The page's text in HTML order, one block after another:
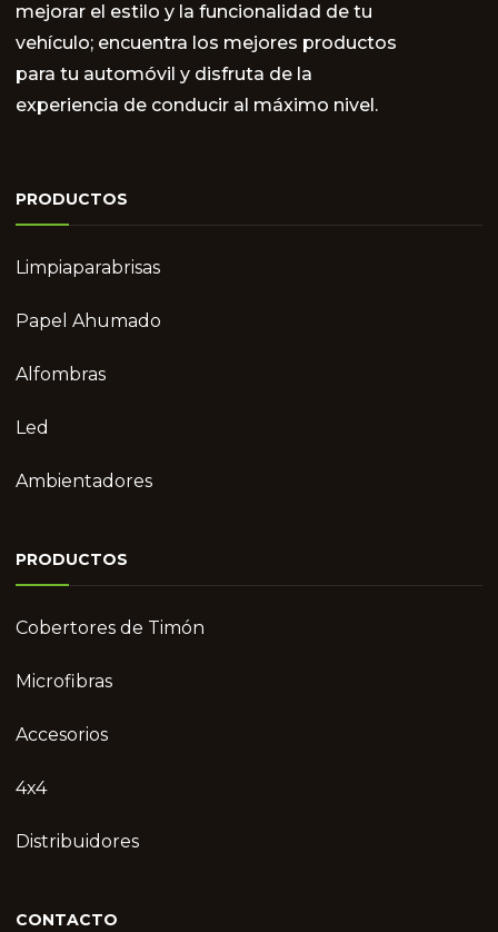
mejorar el estilo y la funcionalidad de tu
vehículo; encuentra los mejores productos
para tu automóvil y disfruta de la
experiencia de conducir al máximo nivel.
PRODUCTOS
Limpiaparabrisas
Papel Ahumado
Alfombras
Led
Ambientadores
PRODUCTOS
Cobertores de Timón
Microfibras
Accesorios
4x4
Distribuidores
CONTACTO